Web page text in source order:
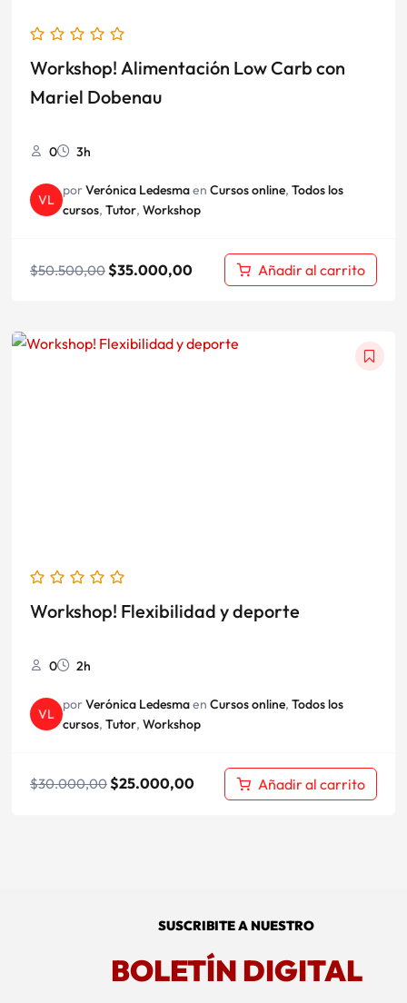
Workshop! Alimentación Low Carb con
Mariel Dobenau
0 3h
VL
porVerónica Ledesmaen Cursos online, Todos los
cursos, Tutor, Workshop
$50.500,00$35.000,00 Añadir al carrito
Workshop! Flexibilidad y deporte
0 2h
VL
porVerónica Ledesmaen Cursos online, Todos los
cursos, Tutor, Workshop
$30.000,00
El
$25.000,00
El
Añadir al carrito
SUSCRIBITE A NUESTRO
BOLETÍN DIGITAL